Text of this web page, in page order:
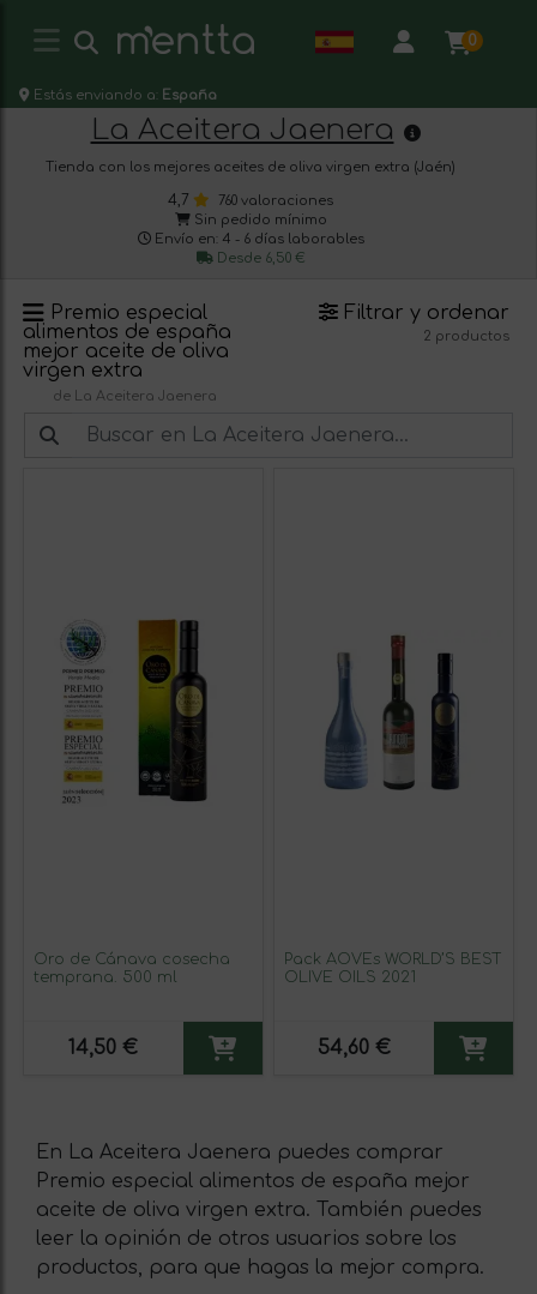
0
Estás enviando a: España
La Aceitera Jaenera
Tienda con los mejores aceites de oliva virgen extra (Jaén)
4,7
760 valoraciones
Sin pedido mínimo
Envío en: 4 - 6 días laborables
Desde 6,50 €
alimentos de españa
mejor aceite de oliva
virgen extra
de La Aceitera Jaenera
Filtrar y ordenar
2 productos
Oro de Cánava cosecha
temprana. 500 ml
14,50 €
Pack AOVEs WORLD’S BEST
OLIVE OILS 2021
54,60 €
En La Aceitera Jaenera puedes comprar
Premio especial alimentos de españa mejor
aceite de oliva virgen extra. También puedes
leer la opinión de otros usuarios sobre los
productos, para que hagas la mejor compra.